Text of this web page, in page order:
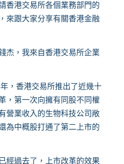
香港交易所各個業務部門的
來跟大家分享有關香港金融
杰，我來自香港交易所企業
，香港交易所推出了近幾十
，第一次向擁有同股不同權
營業收入的生物科技公司敞
為中概股打通了第二上市的
經過去了，上市改革的效果